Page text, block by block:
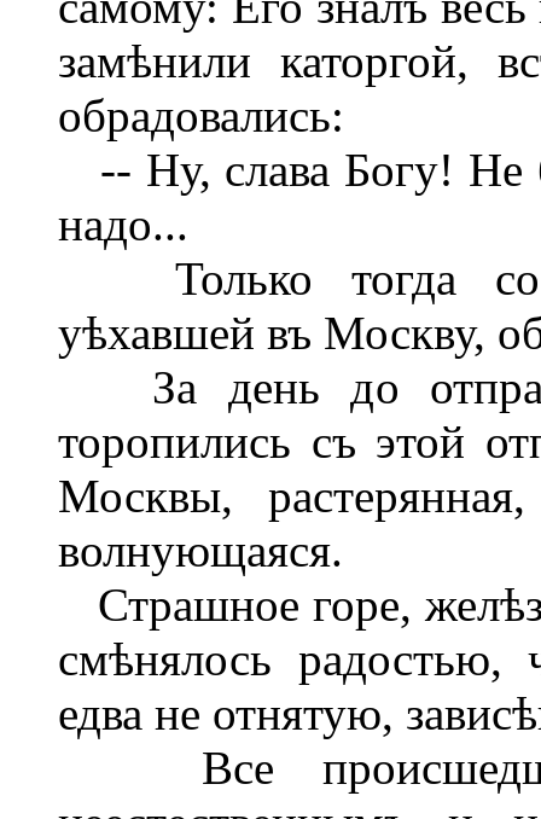
замѣнили каторгой,
обрадовались:
-- Ну, слава Богу! Не
надо...
Только тогда
уѣхавшей въ Москву,
За день до
торопились съ этой
Москвы,
волнующаяся.
Страшное горе,
смѣнялось
едва не отнятую,
Все